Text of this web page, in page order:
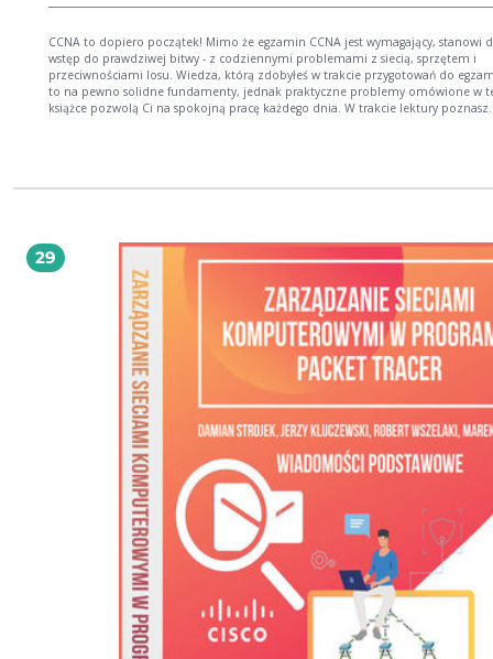
CCNA to dopiero początek! Mimo że egzamin CCNA jest wymagający, stanowi dopiero
wstęp do prawdziwej bitwy - z codziennymi problemami z siecią, sprzętem i
przeciwnościami losu. Wiedza, którą zdobyłeś w trakcie przygotowań do
to na pewno solidne fundamenty, jednak praktyczne problemy omówione w
książce pozwolą Ci na spokojną pracę każdego dnia. W trakcie lektury poznasz
użytkownicy sieci śmiało poczynają sobie na stronach WWW, oglądają filmy i
publikacji, która powinna pojawić się na półce każdego administratora.
przekonaj się, co jeszcze czeka właśnie na Ciebie! Dzięki tej książce: zagwarantujesz
bezpieczeństwo swojej sieci poznasz zaawansowane zagadnienia związane z
routingiem wykorzystasz adresy IPv6 poradzisz sobie w przypadku awarii
Walcz z codziennymi problemami administratora!
29